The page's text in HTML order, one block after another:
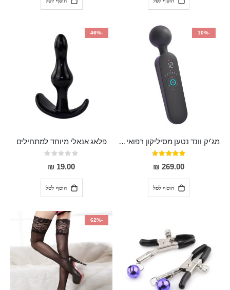
-10%
מג'יק וונד נטען מסיליקון רפואי חזק בעל 12 מצבי רטט ו6 מהירויות שונות ROMI
דירוג:
93%
269.00 ₪
הוסף לסל
-46%
פלאג אנאלי מיוחד למתחילים
Rating:
0%
19.00 ₪
הוסף לסל
-62%